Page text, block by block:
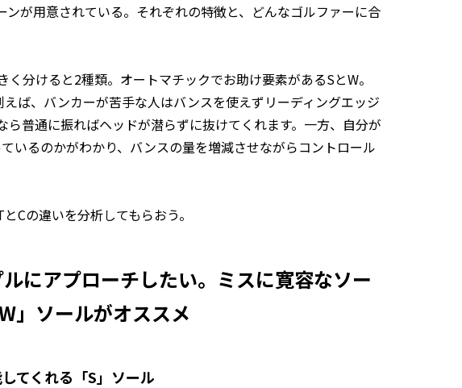
が用意されている。それぞれの特徴と、どんなゴルファーに合
く分けると2種類。オートマチックでお助け要素があるSとW。
ば、バンカーが苦手な人はバンスを使えずリーディングエッジ
普通に振ればヘッドが潜らずに抜けてくれます。一方、自分が
いるのかがわかり、バンスの量を増減させながらコントロール
Cの違いを分析してもらおう。
にアプローチしたい。ミスに寛容なソー
」ソールがオススメ
てくれる「S」ソール